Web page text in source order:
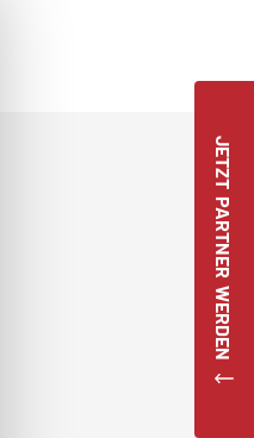
JETZT PARTNER WERDEN
Es wird im Unternehmen eine
Intranet sowie im Gespräch